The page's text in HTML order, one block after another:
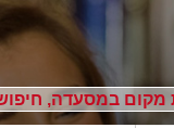
מקום במסעדה,